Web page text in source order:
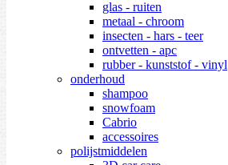
glas - ruiten
metaal - chroom
insecten - hars - teer
ontvetten - apc
rubber - kunststof - vinyl
onderhoud
shampoo
snowfoam
Cabrio
accessoires
polijstmiddelen